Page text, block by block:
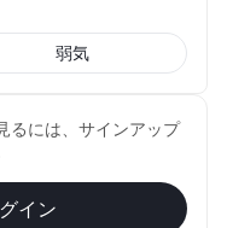
弱気
るには、サインアップ
イン